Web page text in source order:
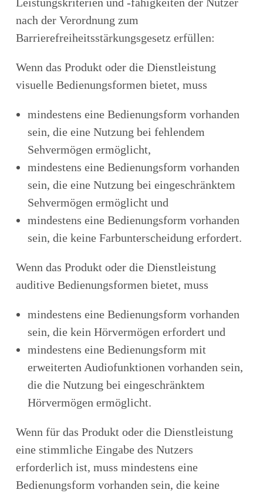
nach der Verordnung zum
Barrierefreiheitsstärkungsgesetz erfüllen:
Wenn das Produkt oder die Dienstleistung
visuelle Bedienungsformen bietet, muss
mindestens eine Bedienungsform vorhanden
sein, die eine Nutzung bei fehlendem
Sehvermögen ermöglicht,
mindestens eine Bedienungsform vorhanden
sein, die eine Nutzung bei eingeschränktem
Sehvermögen ermöglicht und
mindestens eine Bedienungsform vorhanden
sein, die keine Farbunterscheidung erfordert.
Wenn das Produkt oder die Dienstleistung
auditive Bedienungsformen bietet, muss
mindestens eine Bedienungsform vorhanden
sein, die kein Hörvermögen erfordert und
mindestens eine Bedienungsform mit
erweiterten Audiofunktionen vorhanden sein,
die die Nutzung bei eingeschränktem
Hörvermögen ermöglicht.
Wenn für das Produkt oder die Dienstleistung
eine stimmliche Eingabe des Nutzers
erforderlich ist, muss mindestens eine
Bedienungsform vorhanden sein, die keine